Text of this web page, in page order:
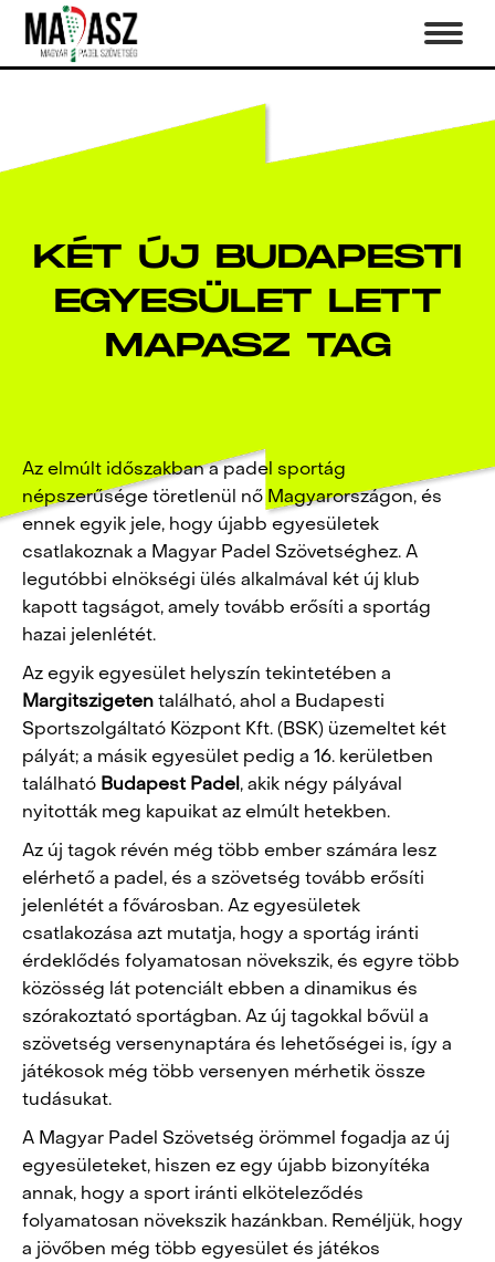
KÉT ÚJ BUDAPESTI
EGYESÜLET LETT
MAPASZ TAG
Az elmúlt időszakban a padel sportág
népszerűsége töretlenül nő Magyarországon, és
ennek egyik jele, hogy újabb egyesületek
csatlakoznak a Magyar Padel Szövetséghez. A
legutóbbi elnökségi ülés alkalmával két új klub
kapott tagságot, amely tovább erősíti a sportág
hazai jelenlétét.
Az egyik egyesület helyszín tekintetében a
Margitszigeten található, ahol a Budapesti
Sportszolgáltató Központ Kft. (BSK) üzemeltet két
pályát; a másik egyesület pedig a 16. kerületben
található Budapest Padel , akik négy pályával
nyitották meg kapuikat az elmúlt hetekben.
Az új tagok révén még több ember számára lesz
elérhető a padel, és a szövetség tovább erősíti
jelenlétét a fővárosban. Az egyesületek
csatlakozása azt mutatja, hogy a sportág iránti
érdeklődés folyamatosan növekszik, és egyre több
közösség lát potenciált ebben a dinamikus és
szórakoztató sportágban. Az új tagokkal bővül a
szövetség versenynaptára és lehetőségei is, így a
játékosok még több versenyen mérhetik össze
tudásukat.
A Magyar Padel Szövetség örömmel fogadja az új
egyesületeket, hiszen ez egy újabb bizonyítéka
annak, hogy a sport iránti elköteleződés
folyamatosan növekszik hazánkban. Reméljük, hogy
a jövőben még több egyesület és játékos